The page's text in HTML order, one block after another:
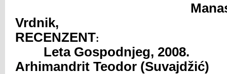
Manastir
RECENZENT:
Leta Gospodnjeg, 2008.
Arhimandrit Teodor (Suvajdžić)